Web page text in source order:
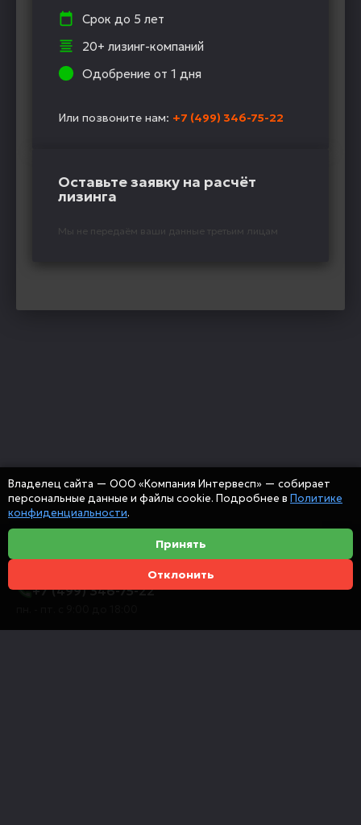
Срок до 5 лет
20+ лизинг-компаний
Одобрение от 1 дня
Или позвоните нам: +7 (499) 346-75-22
Оставьте заявку на расчёт
лизинга
Мы не передаём ваши данные третьим лицам
+7 (499) 346-75-22
Владелец сайта — ООО «Компания Интервесп» — собирает
персональные данные и файлы cookie. Подробнее в Политике
конфиденциальности.
Принять
Отклонить